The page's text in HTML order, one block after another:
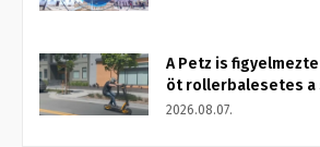
A Petz is
öt rollerbalesetes a
2026.08.07.